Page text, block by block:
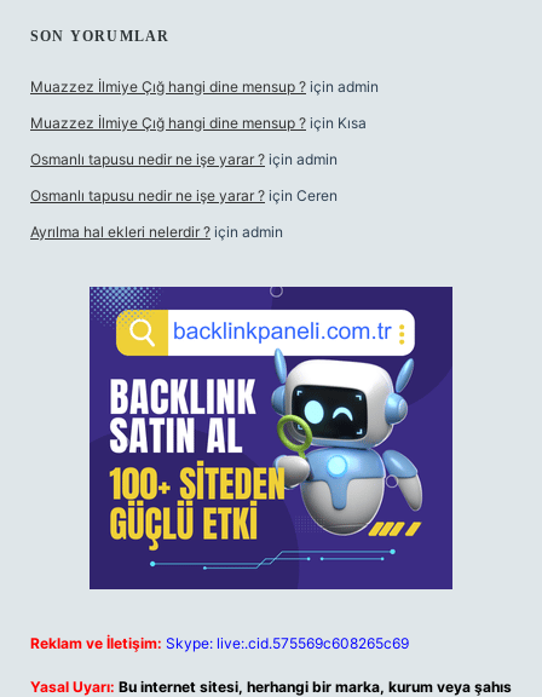
SON YORUMLAR
Muazzez İlmiye Çığ hangi dine mensup ? için admin
Muazzez İlmiye Çığ hangi dine mensup ? için Kısa
Osmanlı tapusu nedir ne işe yarar ? için admin
Osmanlı tapusu nedir ne işe yarar ? için Ceren
Ayrılma hal ekleri nelerdir ? için admin
Reklam ve İletişim: Skype: live:.cid.575569c608265c69
Yasal Uyarı: Bu internet sitesi, herhangi bir marka, kurum veya şahıs